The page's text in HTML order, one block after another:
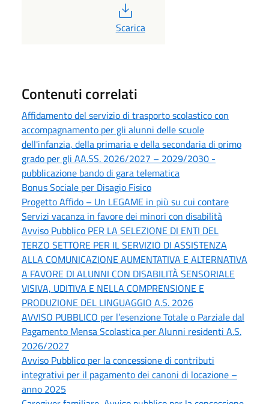
PDF
Scarica
Contenuti correlati
Affidamento del servizio di trasporto scolastico con
accompagnamento per gli alunni delle scuole
dell'infanzia, della primaria e della secondaria di primo
grado per gli AA.SS. 2026/2027 – 2029/2030 -
pubblicazione bando di gara telematica
Bonus Sociale per Disagio Fisico
Progetto Affido – Un LEGAME in più su cui contare
Servizi vacanza in favore dei minori con disabilità
Avviso Pubblico PER LA SELEZIONE DI ENTI DEL
TERZO SETTORE PER IL SERVIZIO DI ASSISTENZA
ALLA COMUNICAZIONE AUMENTATIVA E ALTERNATIVA
A FAVORE DI ALUNNI CON DISABILITÀ SENSORIALE
VISIVA, UDITIVA E NELLA COMPRENSIONE E
PRODUZIONE DEL LINGUAGGIO A.S. 2026
AVVISO PUBBLICO per l’esenzione Totale o Parziale dal
Pagamento Mensa Scolastica per Alunni residenti A.S.
2026/2027
Avviso Pubblico per la concessione di contributi
integrativi per il pagamento dei canoni di locazione –
anno 2025